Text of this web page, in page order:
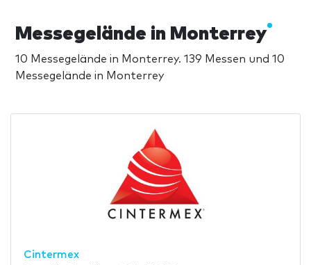
Messegelände in Monterrey
10 Messegelände in Monterrey. 139 Messen und 10
Messegelände in Monterrey
Cintermex